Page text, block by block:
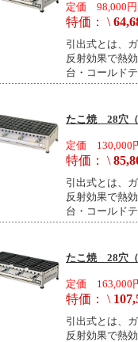
定価 98,000円
特価： \
引出式とは、
反射効果で熱
台・コールド
たこ焼 28穴（
定価 130,000
特価： \
引出式とは、
反射効果で熱
台・コールド
たこ焼 28穴（
定価 163,000
特価： \
引出式とは、
反射効果で熱